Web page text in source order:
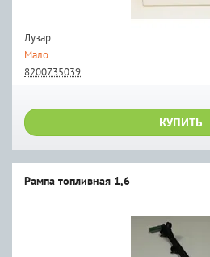
Лузар
Мало
8200735039
КУПИТЬ
Рампа топливная 1,6